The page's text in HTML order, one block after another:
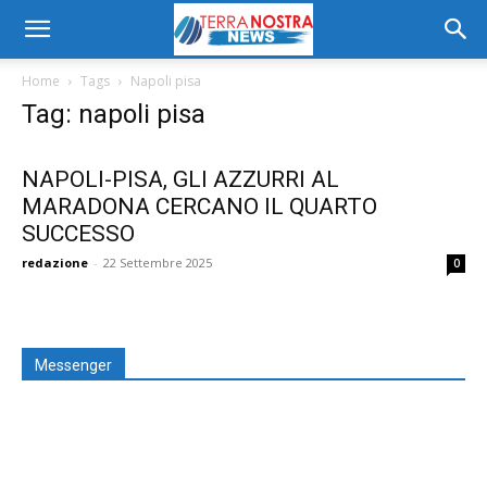
Home Tags Napoli pisa
Tag: napoli pisa
NAPOLI-PISA, GLI AZZURRI AL
MARADONA CERCANO IL QUARTO
SUCCESSO
redazione - 22 Settembre 2025 0
Messenger